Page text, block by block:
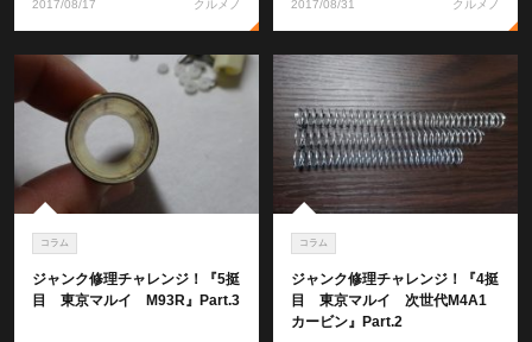
2017/08/17 クルメノ 2017/08/31 クルメノ
コラム
ジャンク修理チャレンジ！『5挺
目 東京マルイ M93R』Part.3
コラム
ジャンク修理チャレンジ！『4挺
目 東京マルイ 次世代M4A1
カービン』Part.2